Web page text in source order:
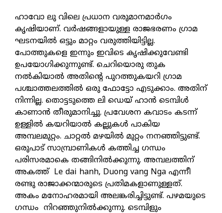
ഹാവോ ലു വിലെ പ്രധാന വരുമാനമാര്‍ഗം
കൃഷിയാണ്. വര്‍ഷങ്ങളായുള്ള രാജഭരണം ഗ്രാമ
ഘടനയില്‍ ഒട്ടും മാറ്റം വരുത്തിയിട്ടില്ല.
പോത്തുകളെ ഇന്നും ഇവിടെ കൃഷിക്കുവേണ്ടി
ഉപയോഗിക്കുന്നുണ്ട്. ചെറിയൊരു തുക
നല്‍കിയാല്‍ അതിന്റെ പുറത്തുകയറി ഗ്രാമ
പശ്ചാത്തലത്തില്‍ ഒരു ഫോട്ടോ എടുക്കാം. അതിന്
നിന്നില്ല. തൊട്ടടുത്തെ ലി ഡെയ് ഹാന്‍ ടെമ്പിള്‍
കാണാന്‍ തീരുമാനിച്ചു. പ്രവേശന കവാടം കടന്ന്
ഉള്ളില്‍ കയറിയാല്‍ കല്ലുകള്‍ പാകിയ
അമ്പലമുറ്റം. ചാറ്റല്‍ മഴയില്‍ മുറ്റം നനഞ്ഞിട്ടുണ്ട്.
ഒരുപാട് സാമ്പ്രാണികള്‍ കത്തിച്ച ഗന്ധം
പരിസരമാകെ തങ്ങിനില്‍ക്കുന്നു. അമ്പലത്തിന്
അകത്ത് Le dai hanh, Duong vang Nga എന്നീ
രണ്ടു രാജാക്കന്മാരുടെ പ്രതിമകളാണുള്ളത്.
അകം മനോഹരമായി അലങ്കരിച്ചിട്ടുണ്ട്. പഴമയുടെ
ഗന്ധം നിറഞ്ഞുനില്‍ക്കുന്നു. ടെമ്പിളും